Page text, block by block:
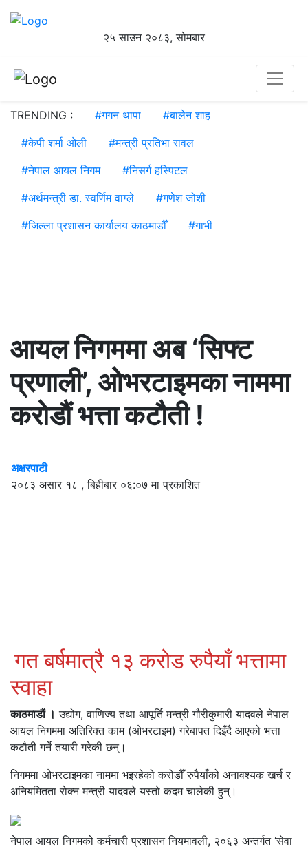
२५ साउन २०८३, सोमबार
TRENDING : #गगन थापा #बालेन शाह
#केपी शर्मा ओली #मन्त्री प्रतिभा रावल
#नेपाल आयल निगम #निसर्ग हस्पिटल
#अर्थमन्त्री डा. स्वर्णिम वाग्ले #गणेश जोशी
#जिल्ला प्रशासन कार्यालय काठमाडौँ #गाभी
आयल निगममा अब ‘सिफ्ट
प्रणाली’, ओभरटाइमका नाममा
करोडौं भत्ता कटौती !
अक्षरपाटी
२०८३ असार १८ , बिहीबार ०६:०७ मा प्रकाशित
गत बर्षमात्रै १३ करोड रुपैयाँ भत्तामा
स्वाहा
काठमाडाैं । उद्योग, वाणिज्य तथा आपूर्ति मन्त्री गौरीकुमारी यादवले नेपाल
आयल निगममा अतिरिक्त काम (ओभरटाइम) गरेबापत दिइँदै आएको भत्ता
कटौती गर्ने तयारी गरेकी छन्।
निगममा ओभरटाइमका नाममा भइरहेको करोडौँ रुपैयाँको अनावश्यक खर्च र
अनियमितता रोक्न मन्त्री यादवले यस्तो कदम चालेकी हुन्।
नेपाल आयल निगमको कर्मचारी प्रशासन नियमावली, २०६३ अन्तर्गत ‘सेवा